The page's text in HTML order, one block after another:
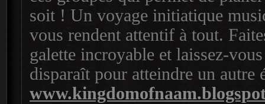
soit ! Un voyage initiatique
vous rendent attentif à tout.
galette incroyable et laissez-
disparaît pour atteindre un autre